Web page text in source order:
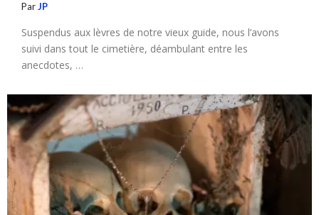
ParJP
Suspendus aux lèvres de notre vieux guide, nous l’avons
suivi dans tout le cimetière, déambulant entre les
anecdotes, …